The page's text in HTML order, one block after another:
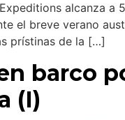
alcanza a
el breve verano
prístinas de la […]
barco
(I)